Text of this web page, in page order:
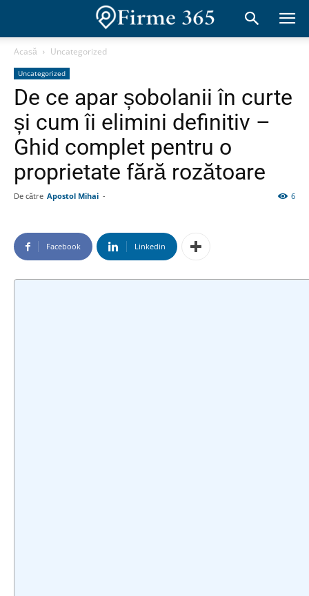
Acasă Uncategorized
Uncategorized
De ce apar șobolanii în curte
și cum îi elimini definitiv –
Ghid complet pentru o
proprietate fără rozătoare
De către Apostol Mihai - 6
Facebook Linkedin